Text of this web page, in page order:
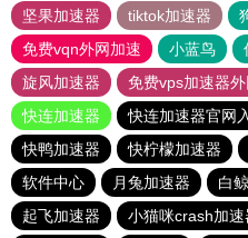
坚果加速器
tiktok加速器
免费vqn外网加速
小蓝鸟
旋风加速器
免费vps加速器
快连加速器
快连加速器官网
快鸭加速器
快柠檬加速器
软件中心
月兔加速器 白
起飞加速器
小猫咪crash加速